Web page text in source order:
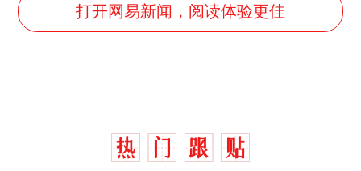
打开网易新闻，阅读体验更佳